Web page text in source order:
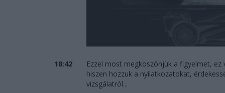
18:42
Ezzel most megköszönjük a figyelmet,
hiszen hozzuk a nyilatkozatokat,
vizsgálatról...